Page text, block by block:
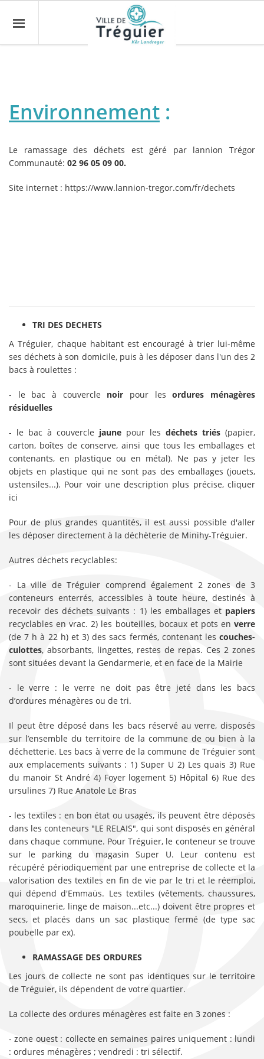
Environnement :
Le ramassage des déchets est géré par lannion Trégor
Communauté: 02 96 05 09 00.
Site internet : https://www.lannion-tregor.com/fr/dechets
TRI DES DECHETS
A Tréguier, chaque habitant est encouragé à trier lui-même
ses déchets à son domicile, puis à les déposer dans l'un des 2
bacs à roulettes :
- le bac à couvercle noir pour lesordures ménagères
résiduelles
- le bac à couvercle jaune pour les déchets triés (papier,
carton, boîtes de conserve, ainsi que tous les emballages et
contenants, en plastique ou en métal). Ne pas y jeter les
objets en plastique qui ne sont pas des emballages (jouets,
ustensiles...). Pour voir une description plus précise, cliquer
ici
Pour de plus grandes quantités, il est aussi possible d'aller
les déposer directement à la déchèterie de Minihy-Tréguier.
Autres déchets recyclables:
- La ville de Tréguier comprend également 2 zones de 3
conteneurs enterrés, accessibles à toute heure, destinés à
recevoir des déchets suivants : 1) les emballages et papiers
recyclables en vrac. 2) les bouteilles, bocaux et pots en verre
(de 7 h à 22 h) et 3) des sacs fermés, contenant les couches-
culottes, absorbants, lingettes, restes de repas. Ces 2 zones
sont situées devant la Gendarmerie, et en face de la Mairie
- le verre : le verre ne doit pas être jeté dans les bacs
d’ordures ménagères ou de tri.
Il peut être déposé dans les bacs réservé au verre, disposés
sur l’ensemble du territoire de la commune de ou bien à la
déchetterie. Les bacs à verre de la commune de Tréguier sont
aux emplacements suivants : 1) Super U 2) Les quais 3) Rue
du manoir St André 4) Foyer logement 5) Hôpital 6) Rue des
ursulines 7) Rue Anatole Le Bras
- les textiles : en bon état ou usagés, ils peuvent être déposés
dans les conteneurs "LE RELAIS", qui sont disposés en général
dans chaque commune. Pour Tréguier, le conteneur se trouve
sur le parking du magasin Super U. Leur contenu est
récupéré périodiquement par une entreprise de collecte et la
valorisation des textiles en fin de vie par le tri et le réemploi,
qui dépend d'Emmaüs. Les textiles (vêtements, chaussures,
maroquinerie, linge de maison...etc...) doivent être propres et
secs, et placés dans un sac plastique fermé (de type sac
poubelle par ex).
RAMASSAGE DES ORDURES
Les jours de collecte ne sont pas identiques sur le territoire
de Tréguier, ils dépendent de votre quartier.
La collecte des ordures ménagères est faite en 3 zones :
- zone ouest : collecte en semaines paires uniquement : lundi
: ordures ménagères ; vendredi : tri sélectif.